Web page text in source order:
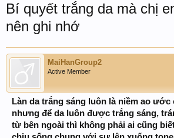
Bí quyết trắng da mà chị
nên ghi nhớ
MaiHanGroup2
Active Member
Làn da trắng sáng luôn là niềm ao ước
nhưng để da luôn được trắng sáng,
từ bên ngoài thì không phải ai cũng